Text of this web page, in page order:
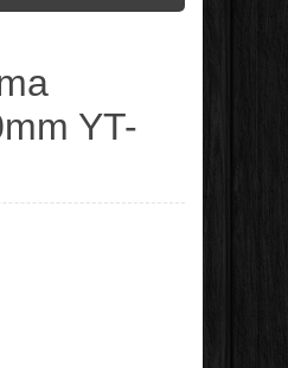
YT-